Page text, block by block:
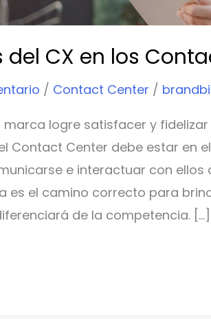
del CX en los
/ Contact Center /
marca logre satisfacer y
Contact Center debe estar en
e interactuar con
es el camino correcto para
de la competencia. […]